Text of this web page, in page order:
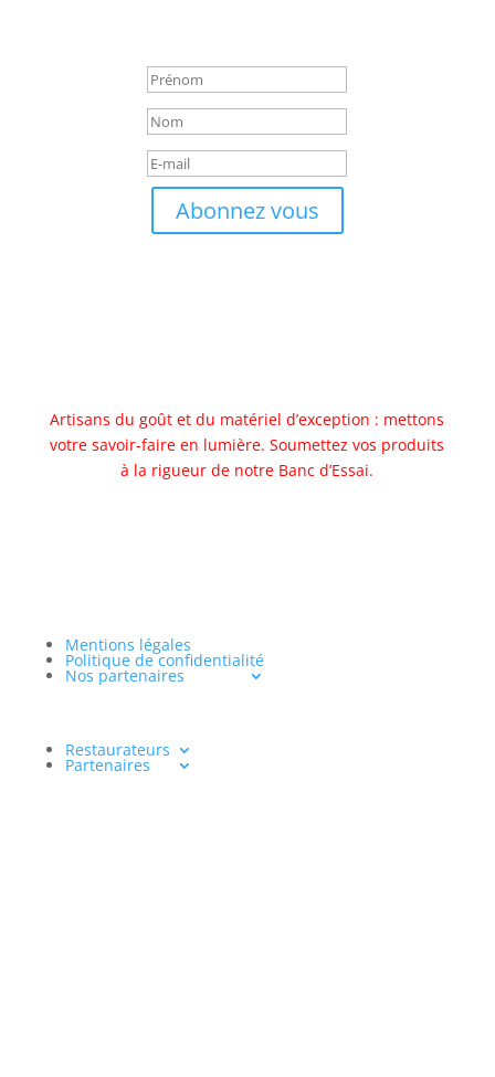
Abonnez vous
Artisans du goût et du matériel d’exception : mettons
votre savoir-faire en lumière. Soumettez vos produits
à la rigueur de notre Banc d’Essai.
Mentions légales
Politique de confidentialité
Nos partenaires
Restaurateurs
Partenaires